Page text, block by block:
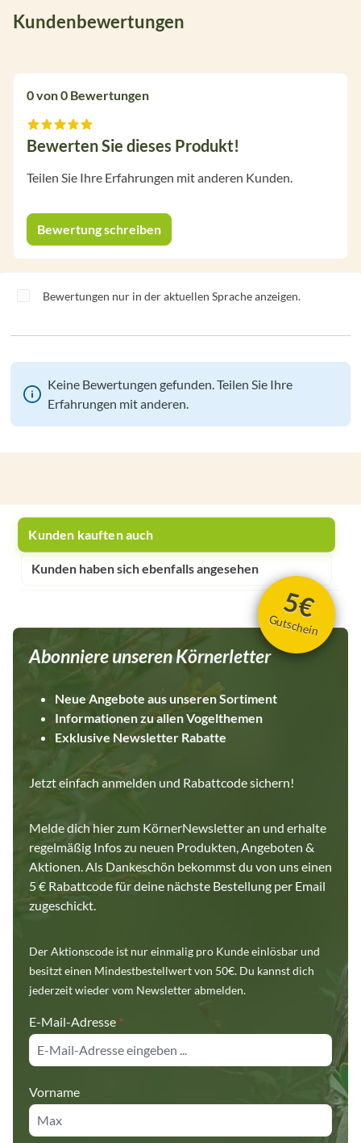
Kundenbewertungen
0 von 0 Bewertungen
Durchschnittliche Bewertung von 0 von 5 Sternen
Bewerten Sie dieses Produkt!
Teilen Sie Ihre Erfahrungen mit anderen Kunden.
Bewertung schreiben
Bewertungen nur in der aktuellen Sprache anzeigen.
Keine Bewertungen gefunden. Teilen Sie Ihre
Erfahrungen mit anderen.
Kunden kauften auch
Kunden haben sich ebenfalls angesehen
5€
Gutschein
Abonniere unseren Körnerletter
Neue Angebote aus unseren Sortiment
Informationen zu allen Vogelthemen
Exklusive Newsletter Rabatte
Jetzt einfach anmelden und Rabattcode sichern!
Melde dich hier zum KörnerNewsletter an und erhalte
regelmäßig Infos zu neuen Produkten, Angeboten &
Aktionen. Als Dankeschön bekommst du von uns einen
5 € Rabattcode für deine nächste Bestellung per Email
zugeschickt.
Der Aktionscode ist nur einmalig pro Kunde einlösbar und
besitzt einen Mindestbestellwert von 50€. Du kannst dich
jederzeit wieder vom Newsletter abmelden.
E-Mail-Adresse *
Vorname